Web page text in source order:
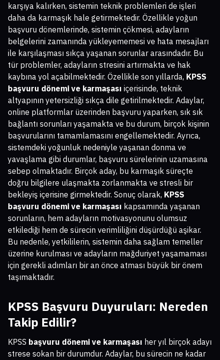
karşıya kalırken, sistemin teknik problemleri de işleri
daha da karmaşık hale getirmektedir. Özellikle yoğun
başvuru dönemlerinde, sistemin çökmesi, adayların
belgelerini zamanında yükleyememesi ve hata mesajları
ile karşılaşması sıkça yaşanan sorunlar arasındadır. Bu
tür problemler, adayların stresini artırmakta ve hak
kaybına yol açabilmektedir. Özellikle son yıllarda, KPSS
başvuru dönemi ve karmaşası içerisinde, teknik
altyapının yetersizliği sıkça dile getirilmektedir. Adaylar,
online platformlar üzerinden başvuru yaparken, sık sık
bağlantı sorunları yaşamakta ve bu durum, birçok kişinin
başvurularını tamamlamasını engellemektedir. Ayrıca,
sistemdeki yoğunluk nedeniyle yaşanan donma ve
yavaşlama gibi durumlar, başvuru sürelerinin uzamasına
sebep olmaktadır. Birçok aday, bu karmaşık süreçte
doğru bilgilere ulaşmakta zorlanmakta ve stresli bir
bekleyiş içerisine girmektedir. Sonuç olarak, KPSS
başvuru dönemi ve karmaşası kapsamında yaşanan
sorunların, hem adayların motivasyonunu olumsuz
etkilediği hem de sürecin verimliliğini düşürdüğü aşikar.
Bu nedenle, yetkililerin, sistemin daha sağlam temeller
üzerine kurulması ve adayların mağduriyet yaşamaması
için gerekli adımları bir an önce atması büyük bir önem
taşımaktadır.
KPSS Başvuru Duyuruları: Nereden
Takip Edilir?
KPSS başvuru dönemi ve karmaşası her yıl birçok adayı
strese sokan bir durumdur. Adaylar, bu sürecin ne kadar